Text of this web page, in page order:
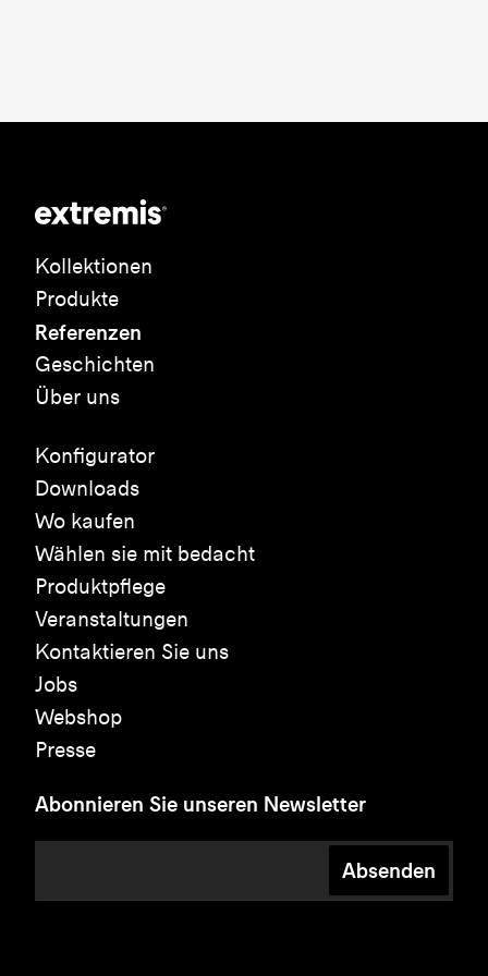
Kollektionen
Produkte
Referenzen
Geschichten
Über uns
Konfigurator
Downloads
Wo kaufen
Wählen sie mit bedacht
Produktpflege
Veranstaltungen
Kontaktieren Sie uns
Jobs
Webshop
Presse
Abonnieren Sie unseren Newsletter
Absenden